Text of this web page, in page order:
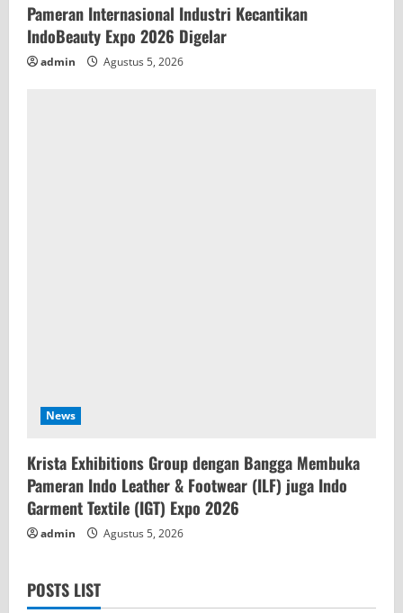
Pameran Internasional Industri Kecantikan
IndoBeauty Expo 2026 Digelar
admin Agustus 5, 2026
News
Krista Exhibitions Group dengan Bangga Membuka
Pameran Indo Leather & Footwear (ILF) juga Indo
Garment Textile (IGT) Expo 2026
admin Agustus 5, 2026
POSTS LIST